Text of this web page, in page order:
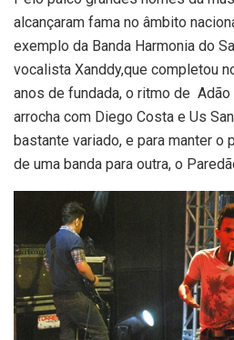
alcançaram fama no âmbito
exemplo da Banda Harmonia do
vocalista Xanddy,que completou
anos de fundada, o ritmo de
arrocha com Diego Costa e Us
bastante variado, e para manter o
de uma banda para outra, o